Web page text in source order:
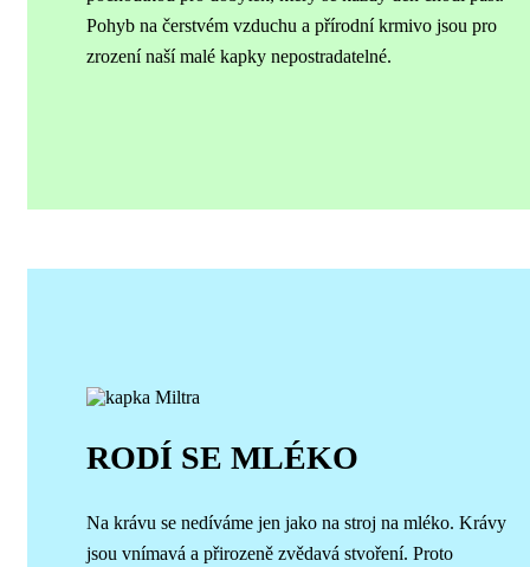
Pohyb na čerstvém vzduchu a přírodní krmivo jsou pro
zrození naší malé kapky nepostradatelné.
RODÍ SE MLÉKO
Na krávu se nedíváme jen jako na stroj na mléko. Krávy
jsou vnímavá a přirozeně zvědavá stvoření. Proto